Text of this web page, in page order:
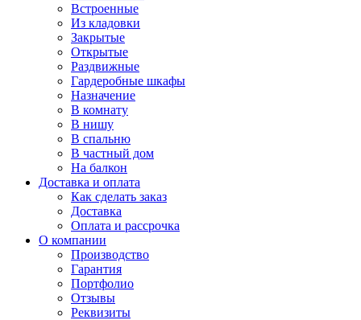
Встроенные
Из кладовки
Закрытые
Открытые
Раздвижные
Гардеробные шкафы
Назначение
В комнату
В нишу
В спальню
В частный дом
На балкон
Доставка и оплата
Как сделать заказ
Доставка
Оплата и рассрочка
О компании
Производство
Гарантия
Портфолио
Отзывы
Реквизиты